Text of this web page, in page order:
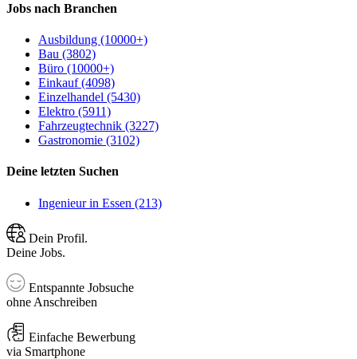
Jobs nach Branchen
Ausbildung (10000+)
Bau (3802)
Büro (10000+)
Einkauf (4098)
Einzelhandel (5430)
Elektro (5911)
Fahrzeugtechnik (3227)
Gastronomie (3102)
Deine letzten Suchen
Ingenieur in Essen (213)
Dein Profil.
Deine Jobs.
Entspannte Jobsuche
ohne Anschreiben
Einfache Bewerbung
via Smartphone